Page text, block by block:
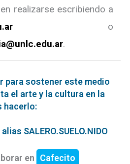
realizarse escribiendo a
o
.
para sostener este medio
el arte y la cultura en la
hacerlo:
SALERO.SUELO.NIDO
en Cafecito